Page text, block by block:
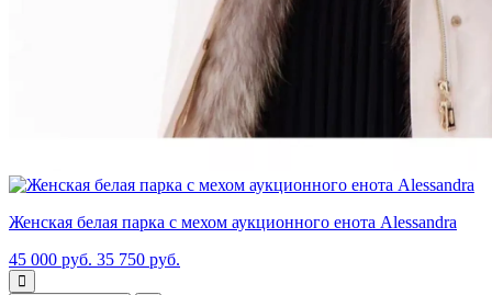
Женская белая парка с мехом аукционного енота Alessandra
45 000 руб. 35 750 руб.